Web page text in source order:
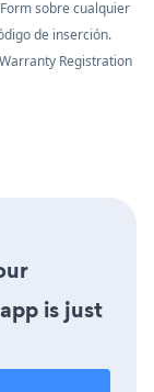
sobre cualquier
de inserción.
Registration
is just